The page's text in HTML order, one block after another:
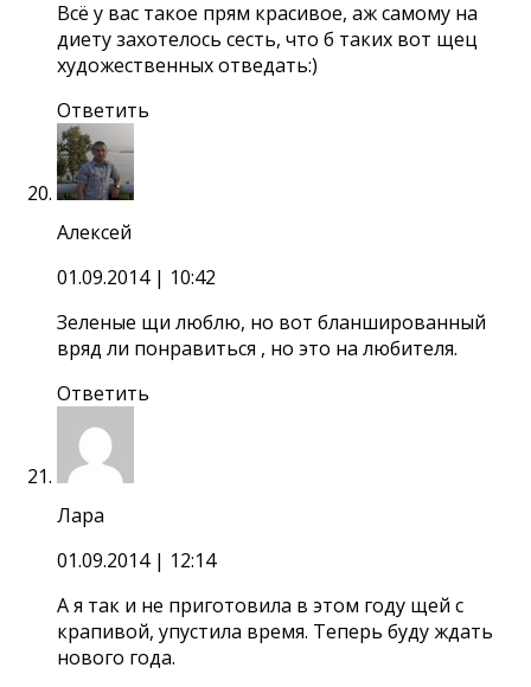
Всё у вас такое прям красивое, аж самому на
диету захотелось сесть, что б таких вот щец
художественных отведать:)
Ответить
Алексей
01.09.2014 | 10:42
Зеленые щи люблю, но вот бланшированный
вряд ли понравиться , но это на любителя.
Ответить
Лара
01.09.2014 | 12:14
А я так и не приготовила в этом году щей с
крапивой, упустила время. Теперь буду ждать
нового года.